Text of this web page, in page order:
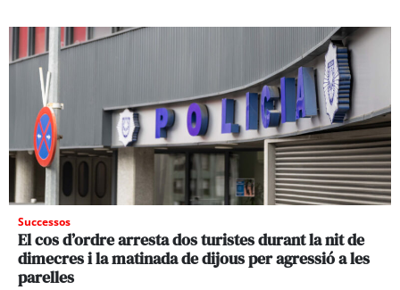
Successos
El cos d’ordre arresta dos turistes durant la nit de
dimecres i la matinada de dijous per agressió a les
parelles